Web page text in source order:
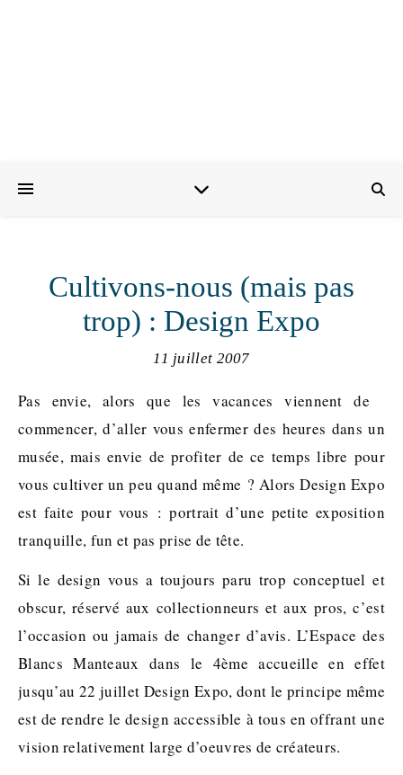
Cultivons-nous (mais pas
trop) : Design Expo
11 juillet 2007
Pas envie, alors que les vacances viennent de
commencer, d’aller vous enfermer des heures dans un
musée, mais envie de profiter de ce temps libre pour
vous cultiver un peu quand même ? Alors Design Expo
est faite pour vous : portrait d’une petite exposition
tranquille, fun et pas prise de tête.
Si le design vous a toujours paru trop conceptuel et
obscur, réservé aux collectionneurs et aux pros, c’est
l’occasion ou jamais de changer d’avis. L’Espace des
Blancs Manteaux dans le 4ème accueille en effet
jusqu’au 22 juillet Design Expo, dont le principe même
est de rendre le design accessible à tous en offrant une
vision relativement large d’oeuvres de créateurs.